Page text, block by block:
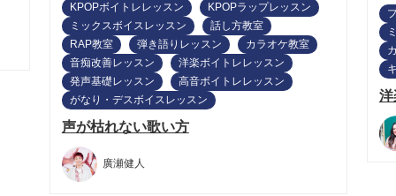
KPOPボイトレレッスン
KPOPラップレッスン
ミックスボイスレッスン
話し方教室
RAP教室
弾き語りレッスン
カラオケ教室
音痴改善レッスン
洋楽ボイトレレッスン
発声基礎レッスン
高音ボイトレレッスン
がなり・デスボイスレッスン
声が枯れない歌い方
廣瀬健人
洋